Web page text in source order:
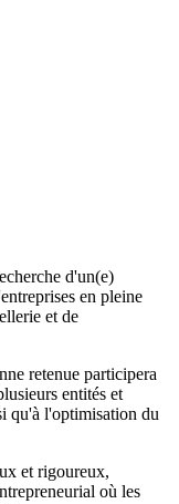
d'un(e)
en pleine
et de
retenue participera
entités et
qu'à l'optimisation du
et rigoureux,
où les